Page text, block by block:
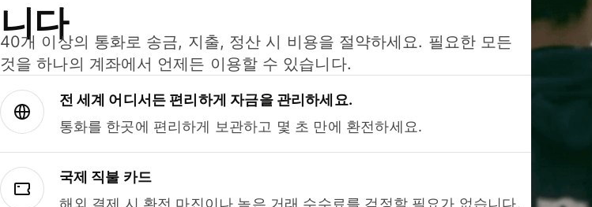
니다
40개 이상의 통화로 송금, 지출, 정산 시 비용을 절약하세요. 필요한 모든
것을 하나의 계좌에서 언제든 이용할 수 있습니다.
전 세계 어디서든 편리하게 자금을 관리하세요.
통화를 한곳에 편리하게 보관하고 몇 초 만에 환전하세요.
국제 직불 카드
해외 결제 시 환전 마진이나 높은 거래 수수료를 걱정할 필요가 없습니다.